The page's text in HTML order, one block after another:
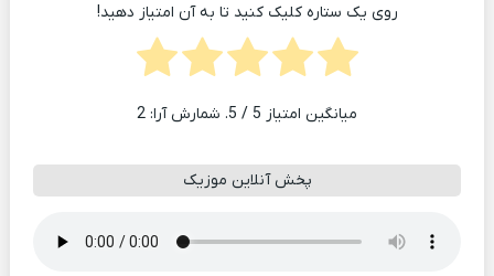
روی یک ستاره کلیک کنید تا به آن امتیاز دهید!
میانگین امتیاز 5 / 5. شمارش آرا: 2
پخش آنلاین موزیک